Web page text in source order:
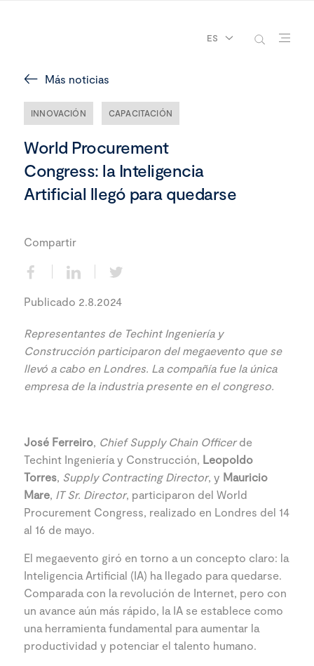
ES
Más noticias
INNOVACIÓN CAPACITACIÓN
World Procurement
Congress: la Inteligencia
Artificial llegó para quedarse
Compartir
Publicado 2.8.2024
Representantes de Techint Ingeniería y
Construcción participaron del megaevento que se
llevó a cabo en Londres. La compañía fue la única
empresa de la industria presente en el congreso.
José Ferreiro, Chief Supply Chain Officerde
Techint Ingeniería y Construcción, Leopoldo
Torres, Supply Contracting Director, y Mauricio
Mare, IT Sr. Director, participaron del World
Procurement Congress, realizado en Londres del 14
al 16 de mayo.
El megaevento giró en torno a un concepto claro: la
Inteligencia Artificial (IA) ha llegado para quedarse.
Comparada con la revolución de Internet, pero con
un avance aún más rápido, la IA se establece como
una herramienta fundamental para aumentar la
productividad y potenciar el talento humano.